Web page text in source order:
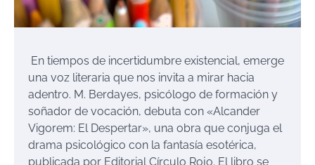
En tiempos de incertidumbre existencial, emerge
una voz literaria que nos invita a mirar hacia
adentro. M. Berdayes, psicólogo de formación y
soñador de vocación, debuta con «Alcander
Vigorem: El Despertar», una obra que conjuga el
drama psicológico con la fantasía esotérica,
publicada por Editorial Círculo Rojo. El libro se